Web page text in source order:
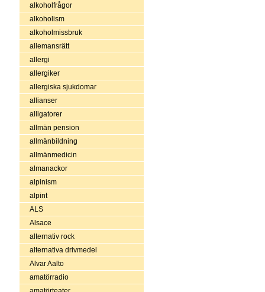
alkoholfrågor
alkoholism
alkoholmissbruk
allemansrätt
allergi
allergiker
allergiska sjukdomar
allianser
alligatorer
allmän pension
allmänbildning
allmänmedicin
almanackor
alpinism
alpint
ALS
Alsace
alternativ rock
alternativa drivmedel
Alvar Aalto
amatörradio